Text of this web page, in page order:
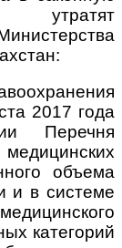
2017 года
Перечня
объема
и в системе
категорий